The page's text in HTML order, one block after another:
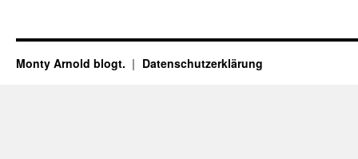
Monty Arnold blogt. Datenschutz­erklärung